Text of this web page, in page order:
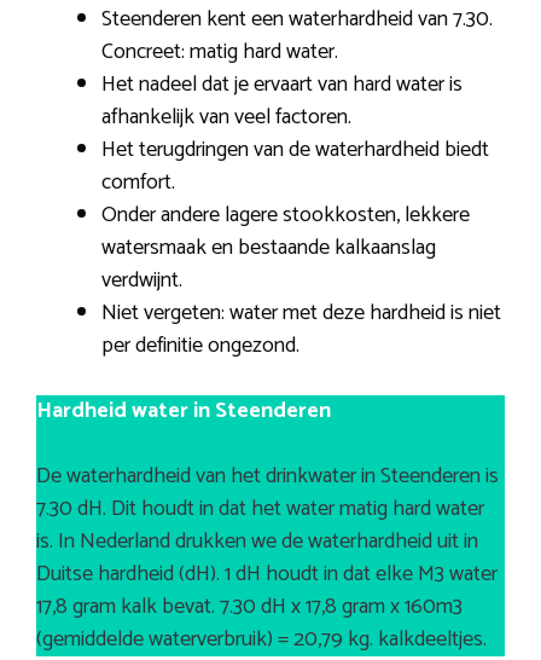
Steenderen kent een waterhardheid van 7.30.
Concreet: matig hard water.
Het nadeel dat je ervaart van hard water is
afhankelijk van veel factoren.
Het terugdringen van de waterhardheid biedt
comfort.
Onder andere lagere stookkosten, lekkere
watersmaak en bestaande kalkaanslag
verdwijnt.
Niet vergeten: water met deze hardheid is niet
per definitie ongezond.
Hardheid water in Steenderen
De waterhardheid van het drinkwater in Steenderen is
7.30 dH. Dit houdt in dat het water matig hard water
is. In Nederland drukken we de waterhardheid uit in
Duitse hardheid (dH). 1 dH houdt in dat elke M3 water
17,8 gram kalk bevat. 7.30 dH x 17,8 gram x 160m3
(gemiddelde waterverbruik) = 20,79 kg. kalkdeeltjes.